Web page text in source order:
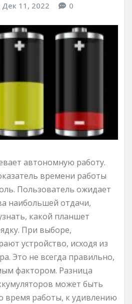
Дек 11, 2022 0
автономную работу.
времени работы
Пользователь ожидает
наибольшей отдачи,
какой планшет
При выборе,
устройство, исходя из
Это не всегда правильно,
фактором. Разница
может быть
время работы, к удивлению